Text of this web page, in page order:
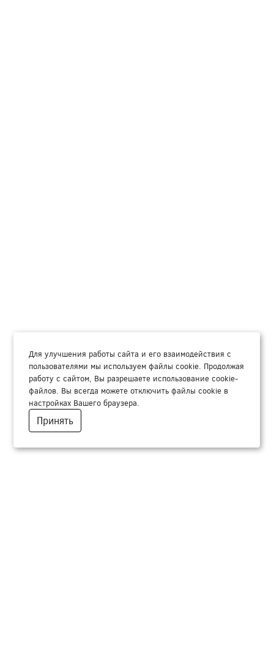
Для улучшения работы сайта и его взаимодействия с
пользователями мы используем файлы cookie. Продолжая
работу с сайтом, Вы разрешаете использование cookie-
файлов. Вы всегда можете отключить файлы cookie в
настройках Вашего браузера.
Принять